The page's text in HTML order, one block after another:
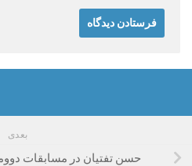
بعدی
حسن تفتیان در مسابقات